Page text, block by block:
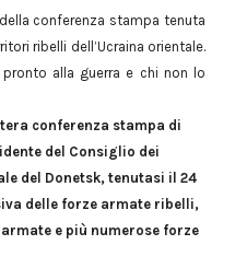
conferenza stampa tenuta
ribelli dell’Ucraina orientale.
alla guerra e chi non lo
conferenza stampa di
del Consiglio dei
del Donetsk, tenutasi il 24
delle forze armate ribelli,
e più numerose forze